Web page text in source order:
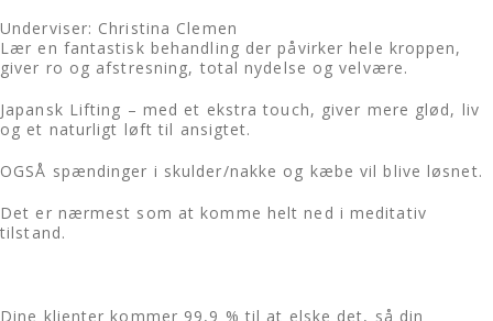
Underviser: Christina Clemen
Lær en fantastisk behandling der påvirker hele kroppen,
giver ro og afstresning, total nydelse og velvære.
Japansk Lifting – med et ekstra touch, giver mere glød, liv
og et naturligt løft til ansigtet.
OGSÅ spændinger i skulder/nakke og kæbe vil blive løsnet.
Det er nærmest som at komme helt ned i meditativ
tilstand.
Dine klienter kommer 99,9 % til at elske det, så din